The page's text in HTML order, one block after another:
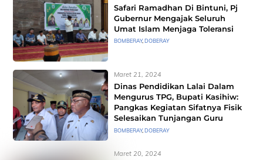
Safari Ramadhan Di Bintuni, Pj
Gubernur Mengajak Seluruh
Umat Islam Menjaga Toleransi
BOMBERAY,DOBERAY
Maret 21, 2024
Dinas Pendidikan Lalai Dalam
Mengurus TPG, Bupati Kasihiw:
Pangkas Kegiatan Sifatnya Fisik
Selesaikan Tunjangan Guru
BOMBERAY,DOBERAY
Maret 20, 2024